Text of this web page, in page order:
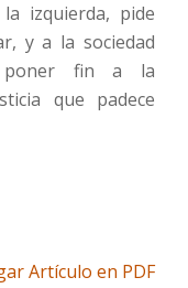
izquierda, pide
y a la sociedad
poner fin a la
que padece
Artículo en PDF